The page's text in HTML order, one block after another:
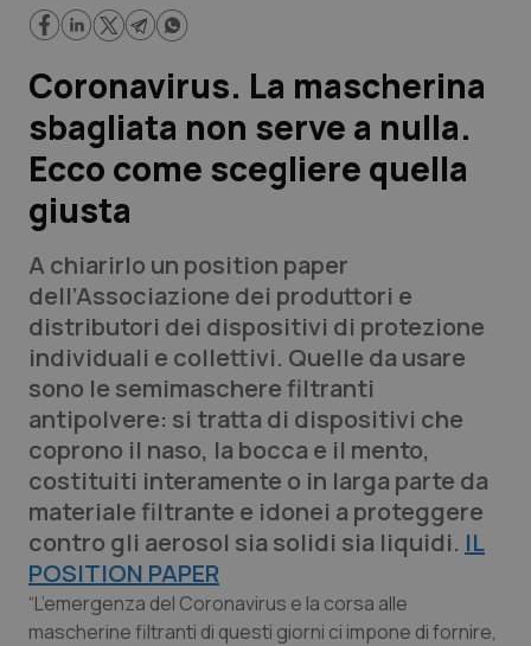
Lavoro e Professioni
Scienza e Farmaci
Studi e Analisi
Lettere al direttore
Edizioni Regionali
QS Pro
Professionisti Sanitari.AI
Abruzzo
Basilicata
Calabria
QS Pro Gold
Artrite & artrosi
Asma & BPCO
QS Club Newsletter
Coronavirus. La mascherina
sbagliata non serve a nulla.
Ecco come scegliere quella
giusta
A chiarirlo un position paper
dell’Associazione dei produttori e
distributori dei dispositivi di protezione
individuali e collettivi. Quelle da usare
sono le semimaschere filtranti
antipolvere: si tratta di dispositivi che
coprono il naso, la bocca e il mento,
costituiti interamente o in larga parte da
materiale filtrante e idonei a proteggere
contro gli aerosol sia solidi sia liquidi. IL
POSITION PAPER
“L’emergenza del Coronavirus e la corsa alle
mascherine filtranti di questi giorni ci impone di fornire,